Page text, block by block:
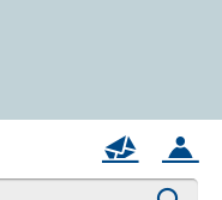
ACCOUNT